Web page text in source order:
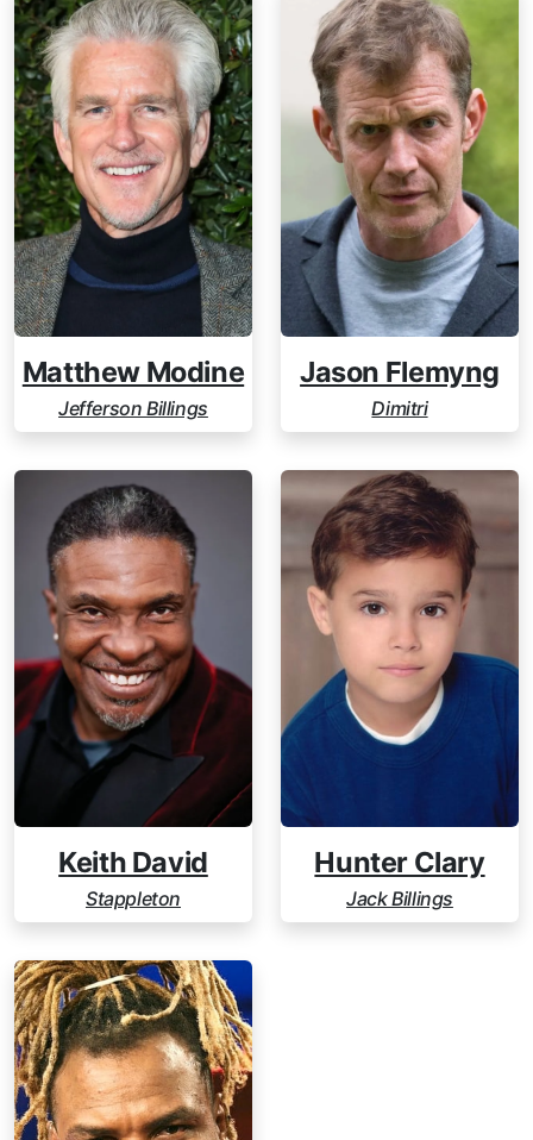
Matthew Modine
Jefferson Billings
Jason Flemyng
Dimitri
Keith David
Stappleton
Hunter Clary
Jack Billings